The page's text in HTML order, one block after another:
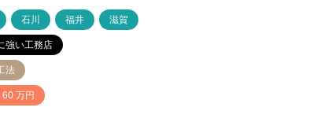
石川 福井 滋賀
強い工務店
法
万円